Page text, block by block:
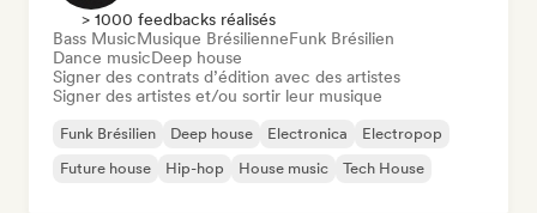
> 1000 feedbacks réalisés
Bass MusicMusique BrésilienneFunk Brésilien
Dance musicDeep house
Signer des contrats d’édition avec des artistes
Signer des artistes et/ou sortir leur musique
Funk Brésilien Deep house Electronica
Electropop
Future house
Hip-hop House music Tech House